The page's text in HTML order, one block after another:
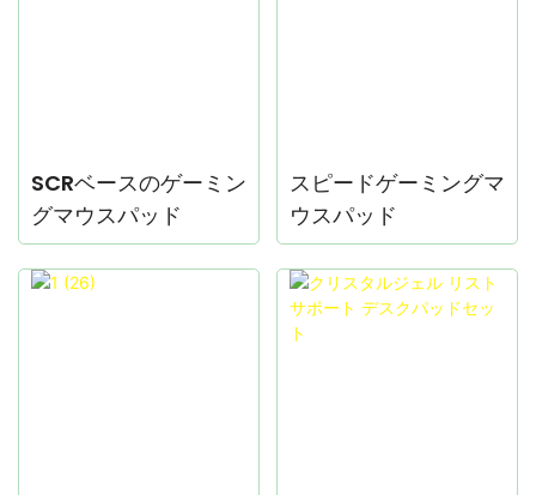
SCRベースのゲーミン
グマウスパッド
スピードゲーミングマ
ウスパッド